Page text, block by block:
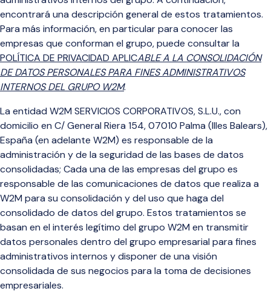
encontrará una descripción general de estos tratamientos.
Para más información, en particular para conocer las
empresas que conforman el grupo, puede consultar la
POLÍTICA DE PRIVACIDAD APLICABLE A LA CONSOLIDACIÓN
DE DATOS PERSONALES PARA FINES ADMINISTRATIVOS
INTERNOS DEL GRUPO W2M.
La entidad W2M SERVICIOS CORPORATIVOS, S.L.U., con
domicilio en C/ General Riera 154, 07010 Palma (Illes Balears),
España (en adelante W2M) es responsable de la
administración y de la seguridad de las bases de datos
consolidadas; Cada una de las empresas del grupo es
responsable de las comunicaciones de datos que realiza a
W2M para su consolidación y del uso que haga del
consolidado de datos del grupo. Estos tratamientos se
basan en el interés legítimo del grupo W2M en transmitir
datos personales dentro del grupo empresarial para fines
administrativos internos y disponer de una visión
consolidada de sus negocios para la toma de decisiones
empresariales.